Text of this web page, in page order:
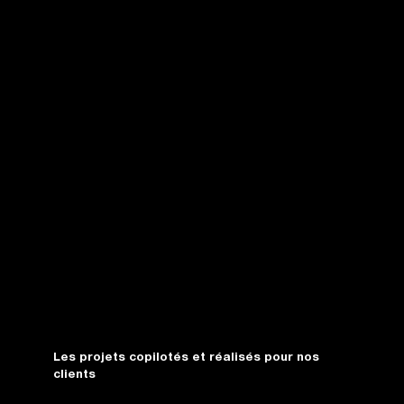
Les projets copilotés et réalisés pour nos
clients